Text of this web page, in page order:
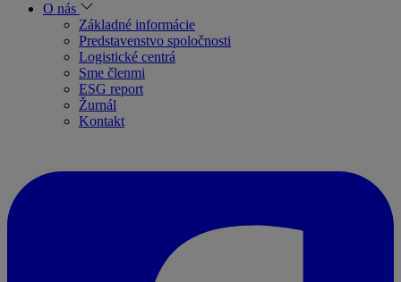
O nás
Základné informácie
Predstavenstvo spoločnosti
Logistické centrá
Sme členmi
ESG report
Žurnál
Kontakt